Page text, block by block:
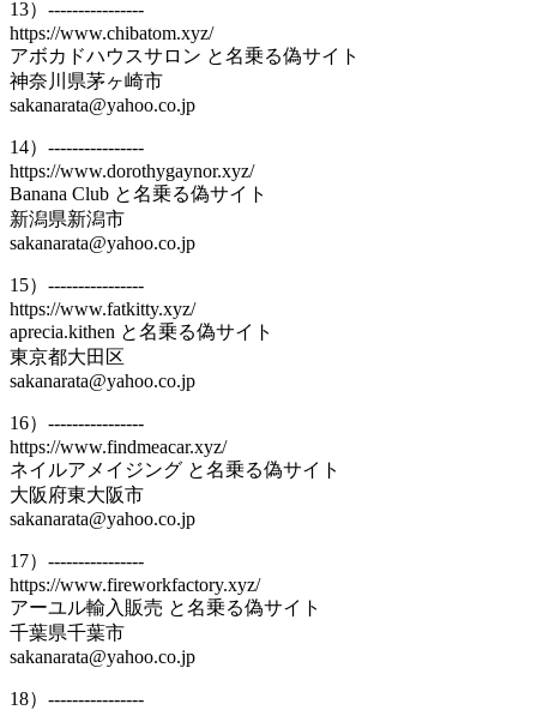
13）----------------
https://www.chibatom.xyz/
アボカドハウスサロン と名乗る偽サイト
神奈川県茅ヶ崎市
sakanarata@yahoo.co.jp
14）----------------
https://www.dorothygaynor.xyz/
Banana Club と名乗る偽サイト
新潟県新潟市
sakanarata@yahoo.co.jp
15）----------------
https://www.fatkitty.xyz/
aprecia.kithen と名乗る偽サイト
東京都大田区
sakanarata@yahoo.co.jp
16）----------------
https://www.findmeacar.xyz/
ネイルアメイジング と名乗る偽サイト
大阪府東大阪市
sakanarata@yahoo.co.jp
17）----------------
https://www.fireworkfactory.xyz/
アーユル輸入販売 と名乗る偽サイト
千葉県千葉市
sakanarata@yahoo.co.jp
18）----------------